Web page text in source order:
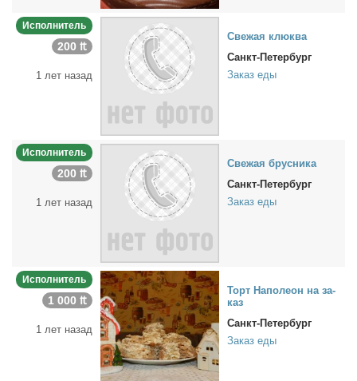
Исполнитель
200 ₶
1 лет назад
Све­жая клюк­ва
Санкт-Петербург
Заказ еды
Исполнитель
200 ₶
1 лет назад
Све­жая брус­ни­ка
Санкт-Петербург
Заказ еды
Исполнитель
1 000 ₶
1 лет назад
Торт На­по­ле­он на за­
каз
Санкт-Петербург
Заказ еды